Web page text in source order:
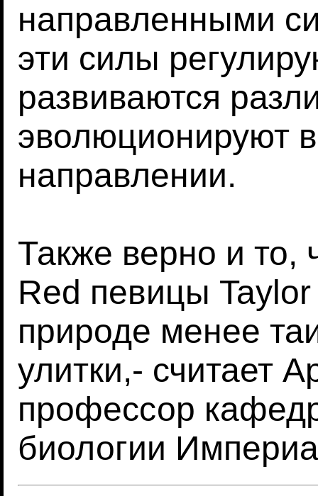
направленными
эти силы
развиваются
эволюционируют
направлении.
Также верно и то,
Red певицы
природе менее
улитки,- считает
профессор
биологии